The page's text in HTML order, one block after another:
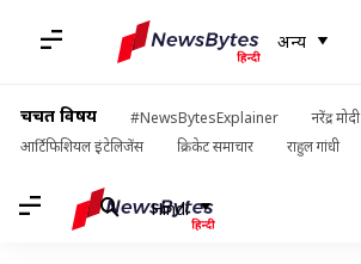
अन्य
चर्चित विषय #NewsBytesExplainer
नरेंद्र मोदी
आर्टिफिशियल इंटेलिजेंस
क्रिकेट समाचार राहुल गांधी
Hindi